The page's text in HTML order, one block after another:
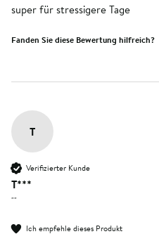
super für stressigere Tage
Fanden Sie diese Bewertung hilfreich?
T
Verifizierter Kunde
T***
""
Ich empfehle dieses Produkt